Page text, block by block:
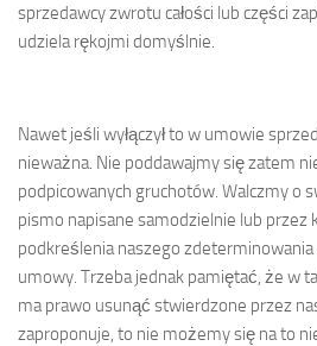
sprzedawcy zwrotu całości lub części
udziela rękojmi domyślnie.
Nawet jeśli wyłączył to w umowie
nieważna. Nie poddawajmy się zatem
podpicowanych gruchotów. Walczmy o
pismo napisane samodzielnie lub przez
podkreślenia naszego
umowy. Trzeba jednak pamiętać, że w
ma prawo usunąć stwierdzone przez
zaproponuje, to nie możemy się na to